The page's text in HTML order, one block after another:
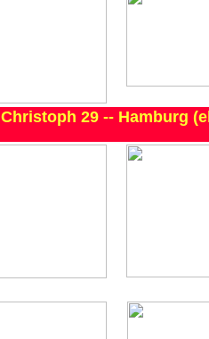
Christoph 29 -- Hamburg